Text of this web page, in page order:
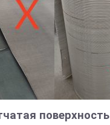
поверхность